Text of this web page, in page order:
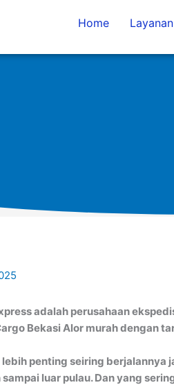
Home Layanan
adalah perusahaan
Bekasi Alor murah dengan
penting seiring
luar pulau. Dan yang